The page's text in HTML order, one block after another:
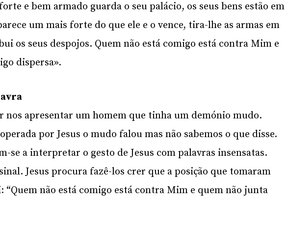
e bem armado guarda o seu palácio, os seus bens estão em
um mais forte do que ele e o vence, tira-lhe as armas em
os seus despojos. Quem não está comigo está contra Mim e
dispersa».
nos apresentar um homem que tinha um demónio mudo.
por Jesus o mudo falou mas não sabemos o que disse.
se a interpretar o gesto de Jesus com palavras insensatas.
Jesus procura fazê-los crer que a posição que tomaram
“Quem não está comigo está contra Mim e quem não junta